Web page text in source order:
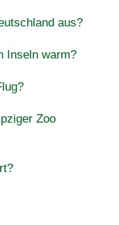
aus?
Inseln warm?
Zoo